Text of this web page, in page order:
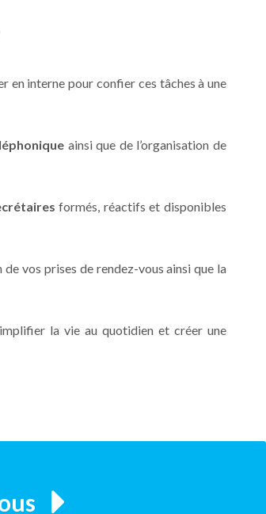
en interne pour confier ces tâches à une
ainsi que de l’organisation de
formés, réactifs et disponibles
vos prises de rendez-vous ainsi que la
la vie au quotidien et créer une